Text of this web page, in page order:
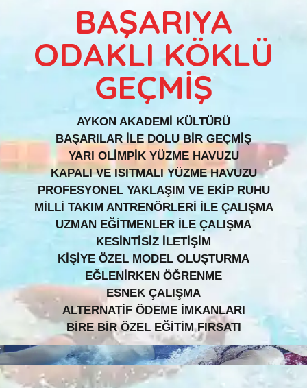
BAŞARIYA
ODAKLI KÖKLÜ
GEÇMİŞ
AYKON AKADEMİ KÜLTÜRÜ
BAŞARILAR İLE DOLU BİR GEÇMİŞ
YARI OLİMPİK YÜZME HAVUZU
KAPALI VE ISITMALI YÜZME HAVUZU
PROFESYONEL YAKLAŞIM VE EKİP RUHU
MİLLİ TAKIM ANTRENÖRLERİ İLE ÇALIŞMA
UZMAN EĞİTMENLER İLE ÇALIŞMA
KESİNTİSİZ İLETİŞİM
KİŞİYE ÖZEL MODEL OLUŞTURMA
EĞLENİRKEN ÖĞRENME
ESNEK ÇALIŞMA
ALTERNATİF ÖDEME İMKANLARI
BİRE BİR ÖZEL EĞİTİM FIRSATI